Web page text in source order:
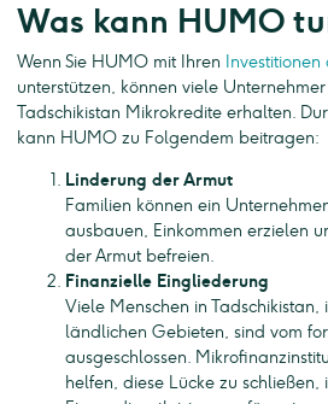
Was kann HUMO
Wenn Sie HUMO mit Ihren
unterstützen, können viele
Tadschikistan Mikrokredite erhalten.
kann HUMO zu Folgendem beitragen:
Linderung der Armut
Familien können ein
ausbauen, Einkommen erzielen
der Armut befreien.
Finanzielle Eingliederung
Viele Menschen in Tadschikistan,
ländlichen Gebieten, sind vom
ausgeschlossen.
helfen, diese Lücke zu schließen,